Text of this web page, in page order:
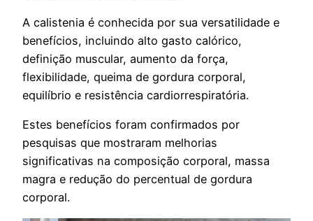
A calistenia é conhecida por sua versatilidade e
benefícios, incluindo alto gasto calórico,
definição muscular, aumento da força,
flexibilidade, queima de gordura corporal,
equilíbrio e resistência cardiorrespiratória.
Estes benefícios foram confirmados por
pesquisas que mostraram melhorias
significativas na composição corporal, massa
magra e redução do percentual de gordura
corporal.